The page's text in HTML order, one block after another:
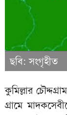
ছবি: সংগৃহীত
কুমিল্লার
গ্রামে